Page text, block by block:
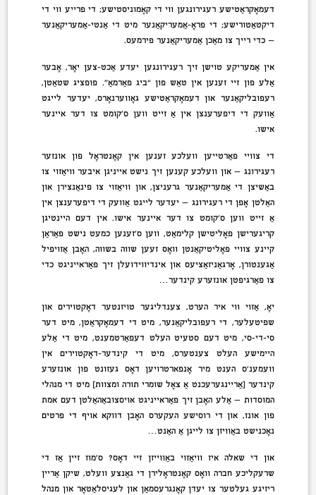
דעמאָקראַטישע רעגירונגען ווי די קאָמוניסטישע; די פרייע ווי די
דיקטאַטורישע; די פּראָ-אַמעריקאַנער מיט די אַנטי-אַמעריקאַנער
— כדי רייך צו מאַכן אַמעריקאַנער פירמעס.
אין אַמעריקע טוישן זיך רעגירונגען יעדע אַכט-צען יאָר, אָבער
אַלע פון זיי זענען אין טאַש פון “ביג פאַרמאַ”. פופציג שטאַטן,
רעפּובליקאַנער און דעמאָקראַטישע גאָווערנאָרס, יעדער לייגט
אַוועק די דיפערענצן אין אַ זייט ווען ס’קומט צו דער איינער
אישו.
די צוויי פּאַרטייען וועלכע זענען אין קאָנטראָל פון אונזער
רעגירונג — און וועלכע קענען זיך נישט אייניגן איבער וויאַזוי צו
באַשיצן די אַמעריקאַנער גרעניצן, און וויאַזוי צו פינאַנצירן און
האַלטן אָפן די רעגירונג — יעדער לייגט אַוועק די דיפערענצן אין
אַ זייט ווען ס’קומט צו דער איינער אישו. אין דעם היינטיגן
קריגערישן פּאָליטישן קלימאַט, ווען ס’זענען כמעט נישט פאַראַן
קיינע צוויי פּאָליטיקאַנטן וואָס זעען שווה בשווה, האָבן אַזויפיל
אַגענטורן, אָרגאַניזאַציעס און אינדיווידועלן זיך פאַראייניגט כדי
צו פאַרגיפטן אונזערע קינדער…
יאָ, אַזוי ווי איר הערט, צענדליגער טויזנטער דאָקטוירים און
שפּיטעלער, די רעפּובליקאַנער, מיט די דעמאָקראַטן, מיט דער
סי-די-סי, מיט דעם סטעיט העלט דעפּאַרטמענט, מיט די אַלע
היימישע העלט צענטערס, מיט די קינדער-דאָקטוירים אין
וועמענ’ס הענט מיר אָנפארטרויען דאָס געזונט פון אונזערע
קינדער [אַריינגערעכנט אַ צאָל שומרי תורה ומצוות] מיט די מנהלי
המוסדות — אַלע האָבן זיך פאַראייניגט אויסצובאַהאַלטן דעם אמת
פון אונז, און די רוסישע העקערס האָבן דווקא אויף די פּרטים
נאָכנישט באַוויזן צו לייגן אַ האַנט…
און די שאלה איז וויאַזוי באַווייזן זיי דאָס? ס’מוז זיין אַז די
שרעקליכע חברה וואָס קאָנטראָלירן די גאַנצע וועלט, שיקן אַריין
ריזיגע געלטער צו יעדן קאָנגרעסמאַן און לעגיסלאַטאָר און מנהל